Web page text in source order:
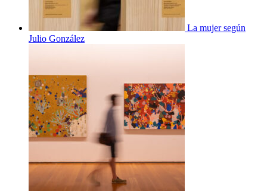
La mujer según
Julio González